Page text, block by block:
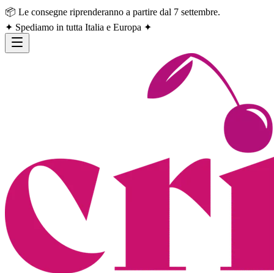
📦 Le consegne riprenderanno a partire dal 7 settembre.
✦ Spediamo in tutta Italia e Europa ✦